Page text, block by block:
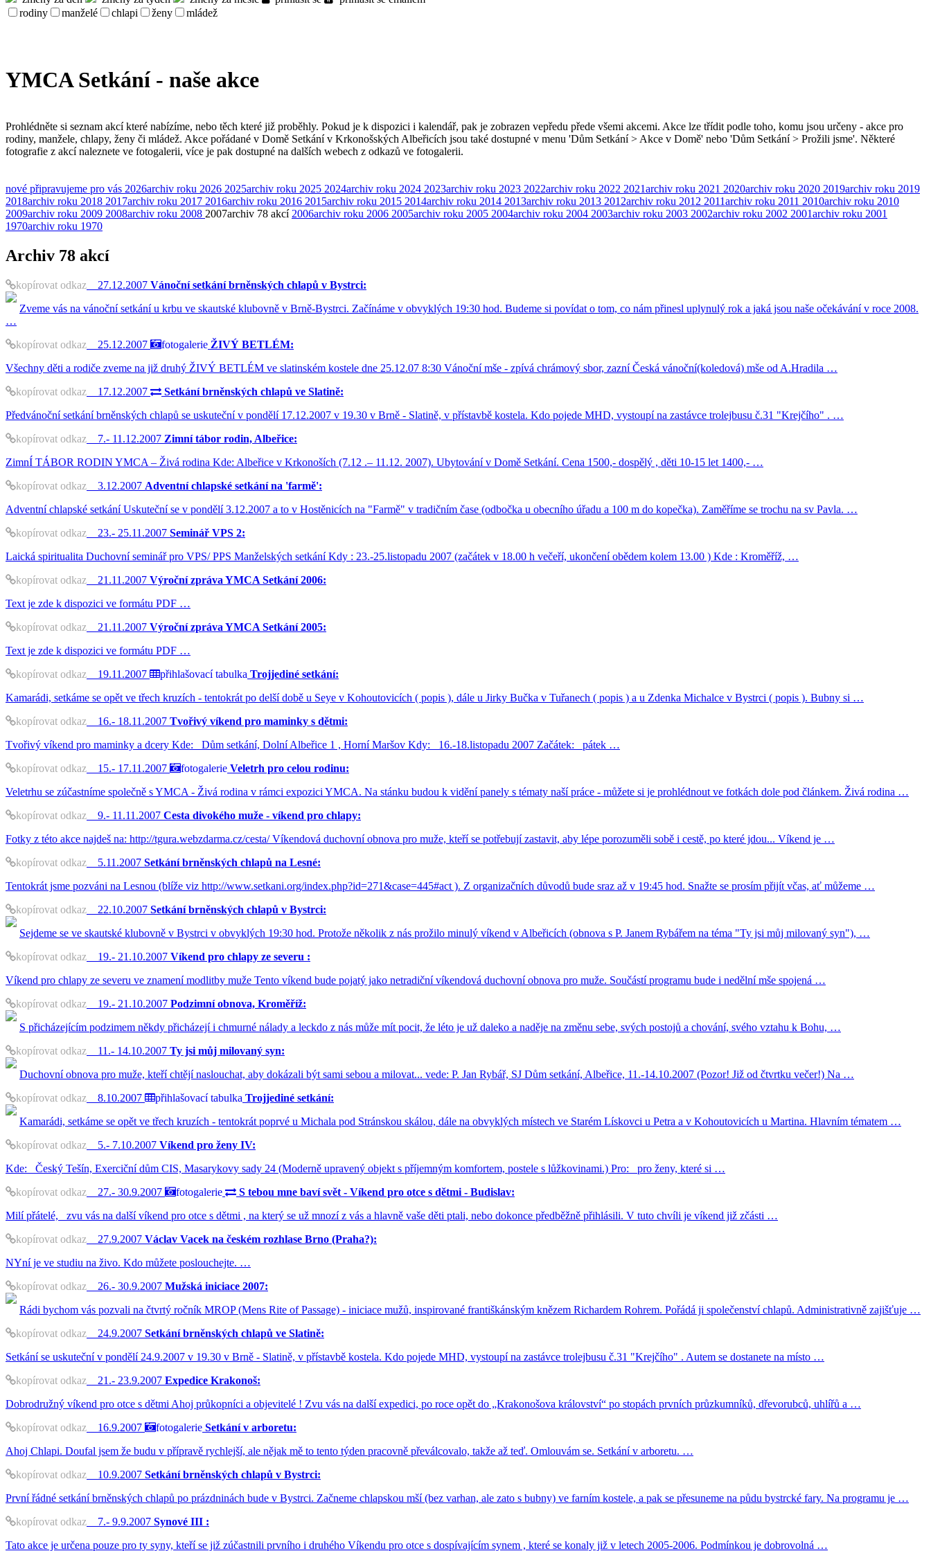
rodiny
manželé chlapi ženy mládež
YMCA Setkání - naše akce
Prohlédněte si seznam akcí které nabízíme, nebo těch které již proběhly. Pokud je k dispozici i kalendář, pak je zobrazen vepředu přede všemi akcemi. Akce lze třídit podle toho, komu jsou určeny - akce pro
rodiny, manžele, chlapy, ženy či mládež. Akce pořádané v Domě Setkání v Krkonošských Albeřicích jsou také dostupné v menu 'Dům Setkání > Akce v Domě' nebo 'Dům Setkání > Prožili jsme'. Některé
fotografie z akcí naleznete ve fotogalerii, více je pak dostupné na dalších webech z odkazů ve fotogalerii.
nové připravujeme pro vás 2026archiv roku 2026 2025archiv roku 2025 2024archiv roku 2024 2023archiv roku 2023 2022archiv roku 2022 2021archiv roku 2021 2020archiv roku 2020 2019archiv roku 2019
2018archiv roku 2018 2017archiv roku 2017 2016archiv roku 2016 2015archiv roku 2015 2014archiv roku 2014 2013archiv roku 2013 2012archiv roku 2012 2011archiv roku 2011 2010archiv roku 2010
2009archiv roku 2009 2008archiv roku 2008 2007archiv 78 akcí 2006archiv roku 2006 2005archiv roku 2005 2004archiv roku 2004 2003archiv roku 2003 2002archiv roku 2002 2001archiv roku 2001
1970archiv roku 1970
Archiv 78 akcí
kopírovat odkaz 27.12.2007 Vánoční setkání brněnských chlapů v Bystrci:
Zveme vás na vánoční setkání u krbu ve skautské klubovně v Brně-Bystrci. Začínáme v obvyklých 19:30 hod. Budeme si povídat o tom, co nám přinesl uplynulý rok a jaká jsou naše očekávání v roce 2008.
…
kopírovat odkaz 25.12.2007 fotogalerie ŽIVÝ BETLÉM:
Všechny děti a rodiče zveme na již druhý ŽIVÝ BETLÉM ve slatinském kostele dne 25.12.07 8:30 Vánoční mše - zpívá chrámový sbor, zazní Česká vánoční(koledová) mše od A.Hradila …
kopírovat odkaz 17.12.2007
Setkání brněnských chlapů ve Slatině:
Předvánoční setkání brněnských chlapů se uskuteční v pondělí 17.12.2007 v 19.30 v Brně - Slatině, v přístavbě kostela. Kdo pojede MHD, vystoupí na zastávce trolejbusu č.31 "Krejčího" . …
kopírovat odkaz 7.- 11.12.2007 Zimní tábor rodin, Albeřice:
ZimnÍ TÁBOR RODIN YMCA – Živá rodina Kde: Albeřice v Krkonoších (7.12 .– 11.12. 2007). Ubytování v Domě Setkání. Cena 1500,- dospělý , děti 10-15 let 1400,- …
kopírovat odkaz 3.12.2007 Adventní chlapské setkání na 'farmě':
Adventní chlapské setkání Uskuteční se v pondělí 3.12.2007 a to v Hostěnicích na "Farmě" v tradičním čase (odbočka u obecního úřadu a 100 m do kopečka). Zaměříme se trochu na sv Pavla. …
kopírovat odkaz 23.- 25.11.2007 Seminář VPS 2:
Laická spiritualita Duchovní seminář pro VPS/ PPS Manželských setkání Kdy : 23.-25.listopadu 2007 (začátek v 18.00 h večeří, ukončení obědem kolem 13.00 ) Kde : Kroměříž, …
kopírovat odkaz 21.11.2007 Výroční zpráva YMCA Setkání 2006:
Text je zde k dispozici ve formátu PDF …
kopírovat odkaz 21.11.2007 Výroční zpráva YMCA Setkání 2005:
Text je zde k dispozici ve formátu PDF …
kopírovat odkaz 19.11.2007 přihlašovací tabulka Trojjediné setkání:
Kamarádi, setkáme se opět ve třech kruzích - tentokrát po delší době u Seye v Kohoutovicích ( popis ), dále u Jirky Bučka v Tuřanech ( popis ) a u Zdenka Michalce v Bystrci ( popis ). Bubny si …
kopírovat odkaz 16.- 18.11.2007 Tvořivý víkend pro maminky s dětmi:
Tvořivý víkend pro maminky a dcery Kde: Dům setkání, Dolní Albeřice 1 , Horní Maršov Kdy: 16.-18.listopadu 2007 Začátek: pátek …
kopírovat odkaz 15.- 17.11.2007 fotogalerie Veletrh pro celou rodinu:
Veletrhu se zúčastníme společně s YMCA - Živá rodina v rámci expozici YMCA. Na stánku budou k vidění panely s tématy naší práce - můžete si je prohlédnout ve fotkách dole pod článkem. Živá rodina …
kopírovat odkaz 9.- 11.11.2007 Cesta divokého muže - víkend pro chlapy:
Fotky z této akce najdeš na: http://tgura.webzdarma.cz/cesta/ Víkendová duchovní obnova pro muže, kteří se potřebují zastavit, aby lépe porozuměli sobě i cestě, po které jdou... Víkend je …
kopírovat odkaz 5.11.2007 Setkání brněnských chlapů na Lesné:
Tentokrát jsme pozváni na Lesnou (blíže viz http://www.setkani.org/index.php?id=271&case=445#act ). Z organizačních důvodů bude sraz až v 19:45 hod. Snažte se prosím přijít včas, ať můžeme …
kopírovat odkaz 22.10.2007 Setkání brněnských chlapů v Bystrci:
Sejdeme se ve skautské klubovně v Bystrci v obvyklých 19:30 hod. Protože několik z nás prožilo minulý víkend v Albeřicích (obnova s P. Janem Rybářem na téma "Ty jsi můj milovaný syn"), …
kopírovat odkaz 19.- 21.10.2007 Víkend pro chlapy ze severu :
Víkend pro chlapy ze severu ve znamení modlitby muže Tento víkend bude pojatý jako netradiční víkendová duchovní obnova pro muže. Součástí programu bude i nedělní mše spojená …
kopírovat odkaz 19.- 21.10.2007 Podzimní obnova, Kroměříž:
S přicházejícím podzimem někdy přicházejí i chmurné nálady a leckdo z nás může mít pocit, že léto je už daleko a naděje na změnu sebe, svých postojů a chování, svého vztahu k Bohu, …
kopírovat odkaz 11.- 14.10.2007 Ty jsi můj milovaný syn:
Duchovní obnova pro muže, kteří chtějí naslouchat, aby dokázali být sami sebou a milovat... vede: P. Jan Rybář, SJ Dům setkání, Albeřice, 11.-14.10.2007 (Pozor! Již od čtvrtku večer!) Na …
kopírovat odkaz 8.10.2007 přihlašovací tabulka Trojjediné setkání:
Kamarádi, setkáme se opět ve třech kruzích - tentokrát poprvé u Michala pod Stránskou skálou, dále na obvyklých místech ve Starém Lískovci u Petra a v Kohoutovicích u Martina. Hlavním tématem …
kopírovat odkaz 5.- 7.10.2007 Víkend pro ženy IV:
Kde: Český Tešín, Exerciční dům CIS, Masarykovy sady 24 (Moderně upravený objekt s příjemným komfortem, postele s lůžkovinami.) Pro: pro ženy, které si …
kopírovat odkaz 27.- 30.9.2007 fotogalerie
S tebou mne baví svět - Víkend pro otce s dětmi - Budislav:
Milí přátelé, zvu vás na další víkend pro otce s dětmi , na který se už mnozí z vás a hlavně vaše děti ptali, nebo dokonce předběžně přihlásili. V tuto chvíli je víkend již zčásti …
kopírovat odkaz 27.9.2007 Václav Vacek na českém rozhlase Brno (Praha?):
NYní je ve studiu na živo. Kdo můžete poslouchejte. …
kopírovat odkaz 26.- 30.9.2007 Mužská iniciace 2007:
Rádi bychom vás pozvali na čtvrtý ročník MROP (Mens Rite of Passage) - iniciace mužů, inspirované františkánským knězem Richardem Rohrem. Pořádá ji společenství chlapů. Administrativně zajišťuje …
kopírovat odkaz 24.9.2007 Setkání brněnských chlapů ve Slatině:
Setkání se uskuteční v pondělí 24.9.2007 v 19.30 v Brně - Slatině, v přístavbě kostela. Kdo pojede MHD, vystoupí na zastávce trolejbusu č.31 "Krejčího" . Autem se dostanete na místo …
kopírovat odkaz 21.- 23.9.2007 Expedice Krakonoš:
Dobrodružný víkend pro otce s dětmi Ahoj průkopníci a objevitelé ! Zvu vás na další expedici, po roce opět do „Krakonošova království“ po stopách prvních průzkumníků, dřevorubců, uhlířů a …
kopírovat odkaz 16.9.2007 fotogalerie Setkání v arboretu:
Ahoj Chlapi. Doufal jsem že budu v přípravě rychlejší, ale nějak mě to tento týden pracovně převálcovalo, takže až teď. Omlouvám se. Setkání v arboretu. …
kopírovat odkaz 10.9.2007 Setkání brněnských chlapů v Bystrci:
První řádné setkání brněnských chlapů po prázdninách bude v Bystrci. Začneme chlapskou mší (bez varhan, ale zato s bubny) ve farním kostele, a pak se přesuneme na půdu bystrcké fary. Na programu je …
kopírovat odkaz 7.- 9.9.2007 Synové III :
Tato akce je určena pouze pro ty syny, kteří se již zúčastnili prvního i druhého Víkendu pro otce s dospívajícím synem , které se konaly již v letech 2005-2006. Podmínkou je dobrovolná …